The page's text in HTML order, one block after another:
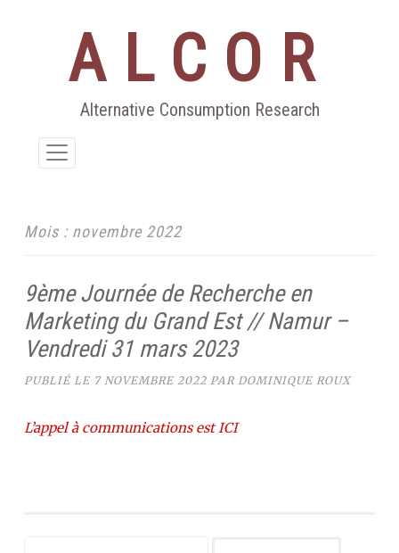
contenuALCOR
Alternative Consumption Research
Mois : novembre 2022
9ème Journée de Recherche en
Marketing du Grand Est // Namur –
Vendredi 31 mars 2023
PUBLIÉ LE 7 NOVEMBRE 2022 PAR DOMINIQUE ROUX
L’appel à communications est ICI